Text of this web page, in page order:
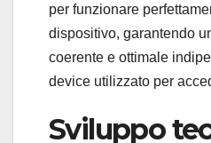
per funzionare
dispositivo, garantendo
coerente e ottimale
device utilizzato per
Sviluppo